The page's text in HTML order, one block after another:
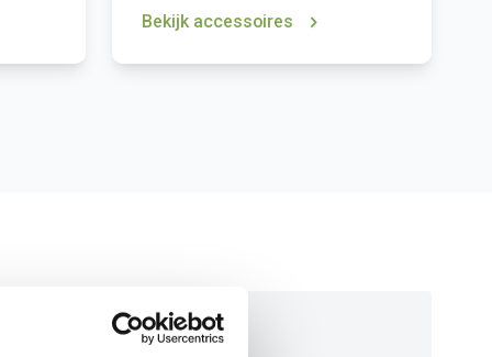
Bekijk accessoires
MEER WETEN?